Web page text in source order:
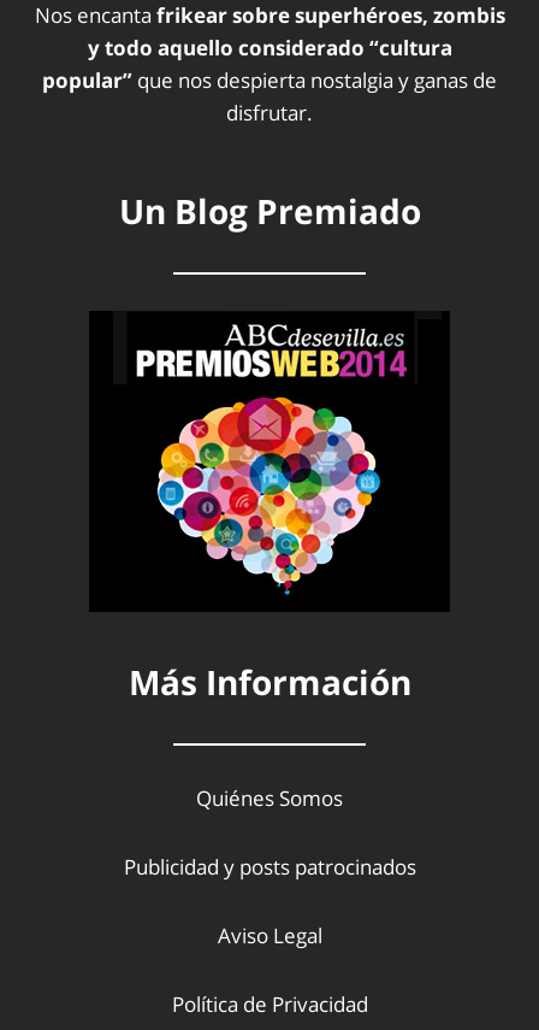
Nos encanta frikear sobre superhéroes, zombis
y todo aquello considerado “cultura
popular” que nos despierta nostalgia y ganas de
disfrutar.
Un Blog Premiado
Más Información
Quiénes Somos
Publicidad y posts patrocinados
Aviso Legal
Política de Privacidad